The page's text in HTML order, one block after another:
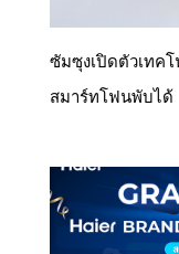
ซัมซุงเปิดตัวเทค
สมาร์ทโฟนพับได้